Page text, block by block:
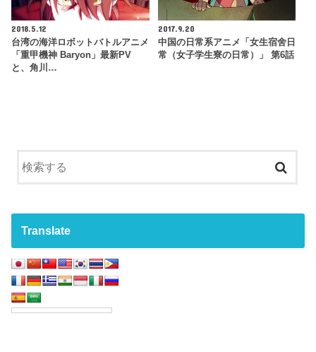
2018.5.12
台湾の海洋ロボットバトルアニメ
「重甲機神 Baryon」最新PV
と、角川…
2017.9.20
中国の日常系アニメ「女生宿舍日
常（女子学生寮の日常）」 第6話
Translate